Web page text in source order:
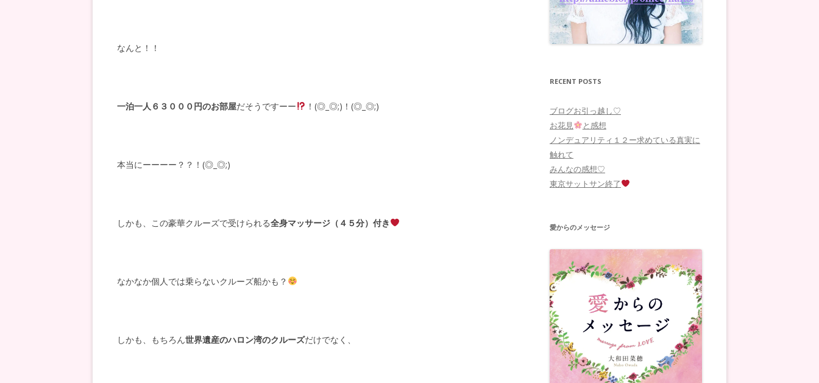
なんと！！
一泊一人６３０００円のお部屋だそうですーー ！(◎_◎;)！(◎_◎;)
本当にーーーー？？！(◎_◎;)
しかも、この豪華クルーズで受けられる全身マッサージ（４５分）付き
なかなか個人では乗らないクルーズ船かも？
しかも、もちろん世界遺産のハロン湾のクルーズだけでなく、
RECENT POSTS
ブログお引っ越し♡
お花見
と感想
ノンデュアリティ１２ー求めている真実に
触れて
みんなの感想♡
東京サットサン終了
愛からのメッセージ